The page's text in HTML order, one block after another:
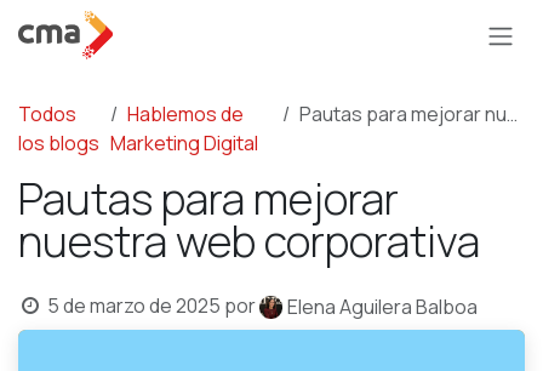
Ir al contenido
Todos
los blogs
Hablemos de
Marketing Digital
Pautas para mejorar nuestra web corporativa
Pautas para mejorar
nuestra web corporativa
5 de marzo de 2025 por Elena Aguilera Balboa